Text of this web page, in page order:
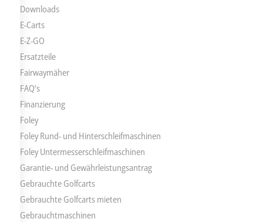
Downloads
E-Carts
E-Z-GO
Ersatzteile
Fairwaymäher
FAQ’s
Finanzierung
Foley
Foley Rund- und Hinterschleifmaschinen
Foley Untermesserschleifmaschinen
Garantie- und Gewährleistungsantrag
Gebrauchte Golfcarts
Gebrauchte Golfcarts mieten
Gebrauchtmaschinen